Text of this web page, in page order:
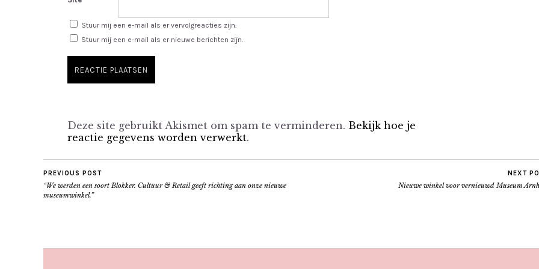
Stuur mij een e-mail als er vervolgreacties zijn.
Stuur mij een e-mail als er nieuwe berichten zijn.
Deze site gebruikt Akismet om spam te verminderen. Bekijk hoe je
reactie gegevens worden verwerkt.
PREVIOUS POST
“We werden een soort Blokker. Cultuur & Retail geeft richting aan onze nieuwe
museumwinkel.”
NEXT
Nieuwe winkel voor vernieuwd Museum